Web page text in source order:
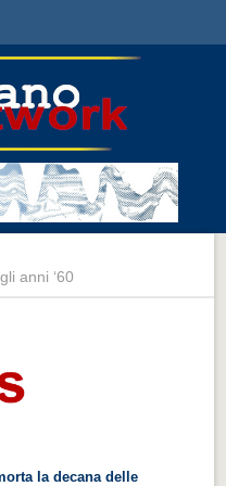
anni ‘60
la decana delle